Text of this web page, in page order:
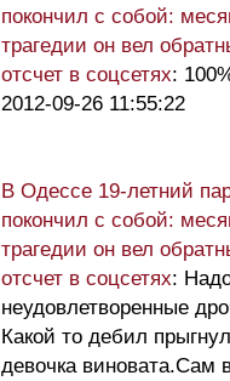
покончил с собой:
трагедии он вел
отсчет в соцсетях:
2012-09-26 11:55:22
В Одессе 19-летний
покончил с собой:
трагедии он вел
отсчет в соцсетях:
неудовлетворенные
Какой то дебил
девочка виновата.Сам